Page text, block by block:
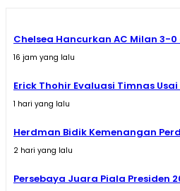
Chelsea Hancurkan AC Milan 3-0
16 jam yang lalu
Erick Thohir Evaluasi Timnas
1 hari yang lalu
Herdman Bidik Kemenangan
2 hari yang lalu
Persebaya Juara Piala Presiden